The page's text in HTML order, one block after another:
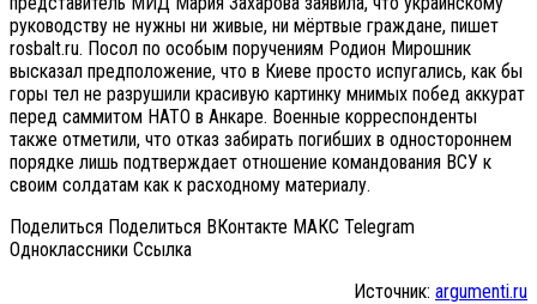
руководству не нужны ни живые, ни мёртвые граждане, пишет
rosbalt.ru. Посол по особым поручениям Родион Мирошник
высказал предположение, что в Киеве просто испугались, как бы
горы тел не разрушили красивую картинку мнимых побед аккурат
перед саммитом НАТО в Анкаре. Военные корреспонденты
также отметили, что отказ забирать погибших в одностороннем
порядке лишь подтверждает отношение командования ВСУ к
своим солдатам как к расходному материалу.
Поделиться Поделиться ВКонтакте МАКС Telegram
Одноклассники Cсылка
Источник: argumenti.ru